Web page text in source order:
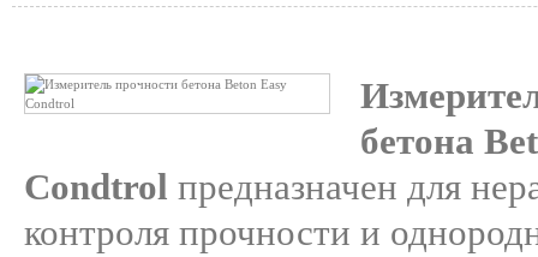
бетона
Condtrol предназначен для
контроля прочности и